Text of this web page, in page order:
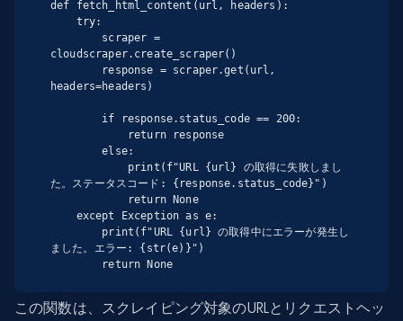
def fetch_html_content(url, headers):
cloudscraper.create_scraper()
headers=headers)
        else:
た。ステータスコード: {response.status_code}")
ました。エラー: {str(e)}")
        return None
この関数は、スクレイピング対象のURLとリクエストヘッ